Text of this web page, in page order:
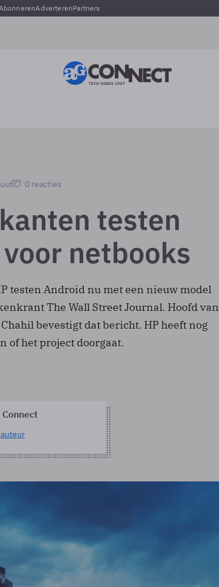
AdverterenPartners
0 reacties
testen
netbooks
testen Android nu met een nieuw model
The Wall Street Journal. Hoofd van
bevestigt dat bericht. HP heeft nog
of het project doorgaat.